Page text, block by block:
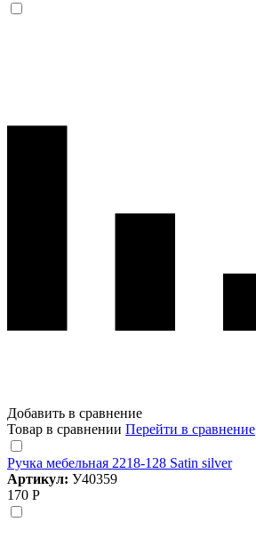
Добавить в сравнение
Товар в сравнении Перейти в сравнение
Ручка мебельная 2218-128 Satin silver
Артикул: У40359
170 Р